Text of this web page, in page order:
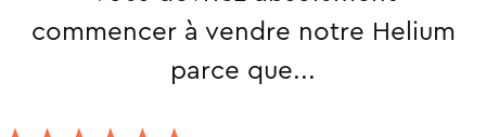
commencer à vendre notre Helium
parce que...